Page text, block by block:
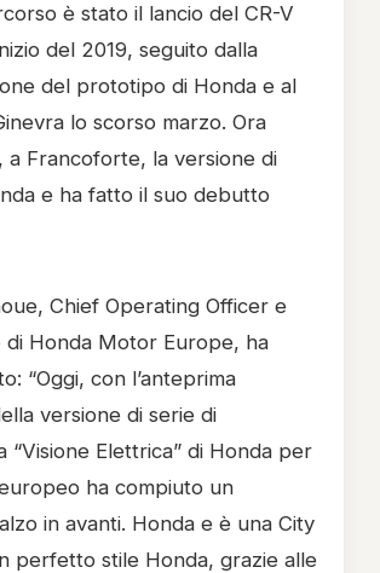
è stato il lancio del CR-V
del 2019, seguito dalla
del prototipo di Honda e al
lo scorso marzo. Ora
a Francoforte, la versione di
e ha fatto il suo debutto
Chief Operating Officer e
di Honda Motor Europe, ha
“Oggi, con l’anteprima
versione di serie di
“Visione Elettrica” di Honda per
ha compiuto un
in avanti. Honda e è una City
perfetto stile Honda, grazie alle